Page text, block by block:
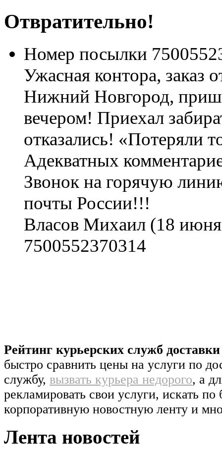
Отвратительно!
Номер посылки
Ужасная контора, заказ
Нижний Новгород,
вечером! Приехал
отказались! «Потеряли
Адекватных
Звонок на горячую
почты России!!!
Власов Михаил (18
7500552370314
Рейтинг курьерских служб
быстро сравнить цены на услуги по
службу, вызвать курьера недорого, а
рекламировать свои услуги, искать по
корпоративную новостную ленту и
Лента новостей